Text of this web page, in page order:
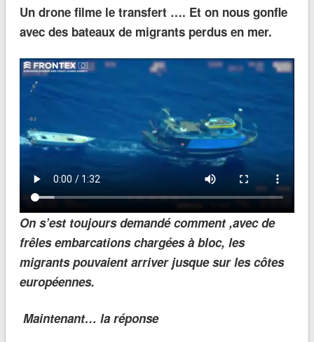
Un drone filme le transfert …. Et on nous gonfle
avec des bateaux de migrants perdus en mer.
On s’est toujours demandé comment ,avec de
frêles embarcations chargées à bloc, les
migrants pouvaient arriver jusque sur les côtes
européennes.
Maintenant… la réponse